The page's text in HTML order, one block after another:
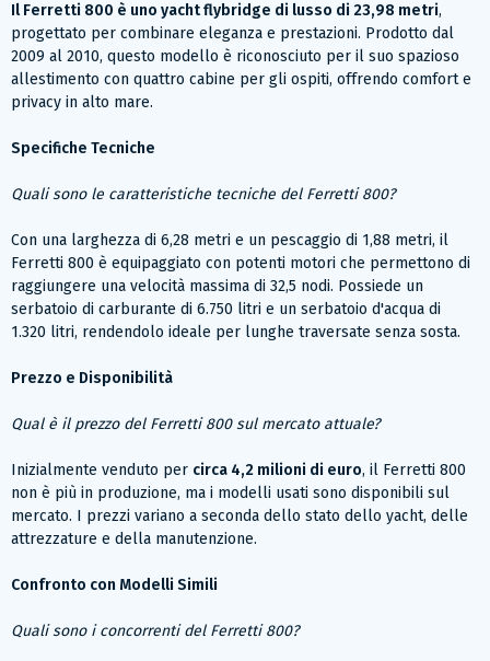
Il Ferretti 800 è uno yacht flybridge di lusso di 23,98 metri,
progettato per combinare eleganza e prestazioni. Prodotto dal
2009 al 2010, questo modello è riconosciuto per il suo spazioso
allestimento con quattro cabine per gli ospiti, offrendo comfort e
privacy in alto mare.
Specifiche Tecniche
Quali sono le caratteristiche tecniche del Ferretti 800?
Con una larghezza di 6,28 metri e un pescaggio di 1,88 metri, il
Ferretti 800 è equipaggiato con potenti motori che permettono di
raggiungere una velocità massima di 32,5 nodi. Possiede un
serbatoio di carburante di 6.750 litri e un serbatoio d'acqua di
1.320 litri, rendendolo ideale per lunghe traversate senza sosta.
Prezzo e Disponibilità
Qual è il prezzo del Ferretti 800 sul mercato attuale?
Inizialmente venduto per circa 4,2 milioni di euro, il Ferretti 800
non è più in produzione, ma i modelli usati sono disponibili sul
mercato. I prezzi variano a seconda dello stato dello yacht, delle
attrezzature e della manutenzione.
Confronto con Modelli Simili
Quali sono i concorrenti del Ferretti 800?